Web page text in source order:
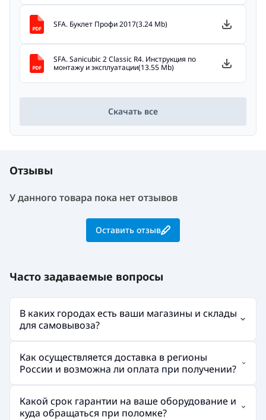
SFA. Буклет Профи 2017(3.24 Mb)
SFA. Sanicubic 2 Classic R4. Инструкция по
монтажу и эксплуатации(13.55 Mb)
Скачать все
Отзывы
У данного товара пока нет отзывов
Оставить отзыв
Часто задаваемые вопросы
В каких городах есть ваши магазины и склады
для самовывоза?
Как осуществляется доставка в регионы
России и возможна ли оплата при получении?
Какой срок гарантии на ваше оборудование и
куда обращаться при поломке?